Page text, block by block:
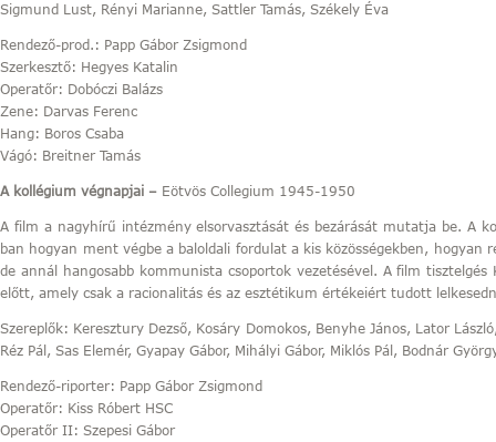
Sigmund Lust, Rényi Marianne, Sattler Tamás, Székely Éva
Rendező-prod.: Papp Gábor Zsigmond
Szerkesztő: Hegyes Katalin
Operatőr: Dobóczi Balázs
Zene: Darvas Ferenc
Hang: Boros Csaba
Vágó: Breitner Tamás
A kollégium végnapjai – Eötvös Collegium 1945-1950
A film a nagyhírű intézmény elsorvasztását és bezárását mutatja be. A
ban hogyan ment végbe a baloldali fordulat a kis közösségekben, hogyan
de annál hangosabb kommunista csoportok vezetésével. A film tisztelgés
előtt, amely csak a racionalitás és az esztétikum értékeiért tudott
Szereplők: Keresztury Dezső, Kosáry Domokos, Benyhe János, Lator
Réz Pál, Sas Elemér, Gyapay Gábor, Mihályi Gábor, Miklós Pál, Bodnár
Rendező-riporter: Papp Gábor Zsigmond
Operatőr: Kiss Róbert HSC
Operatőr II: Szepesi Gábor